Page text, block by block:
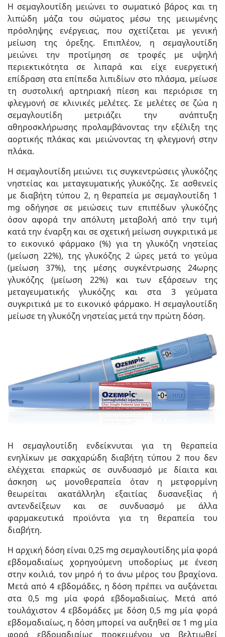
Η σεμαγλουτίδη μειώνει το σωματικό βάρος και τη
λιπώδη μάζα του σώματος μέσω της μειωμένης
πρόσληψης ενέργειας, που σχετίζεται με γενική
μείωση της όρεξης. Επιπλέον, η σεμαγλουτίδη
μειώνει την προτίμηση σε τροφές με υψηλή
περιεκτικότητα σε λιπαρά και είχε ευεργετική
επίδραση στα επίπεδα λιπιδίων στο πλάσμα, μείωσε
τη συστολική αρτηριακή πίεση και περιόρισε τη
φλεγμονή σε κλινικές μελέτες. Σε μελέτες σε ζώα η
σεμαγλουτίδη μετριάζει την ανάπτυξη
αθηροσκλήρωσης προλαμβάνοντας την εξέλιξη της
αορτικής πλάκας και μειώνοντας τη φλεγμονή στην
πλάκα.
Η σεμαγλουτίδη μειώνει τις συγκεντρώσεις γλυκόζης
νηστείας και μεταγευματικής γλυκόζης. Σε ασθενείς
με διαβήτη τύπου 2, η θεραπεία με σεμαγλουτίδη 1
mg οδήγησε σε μειώσεις των επιπέδων γλυκόζης
όσον αφορά την απόλυτη μεταβολή από την τιμή
κατά την έναρξη και σε σχετική μείωση συγκριτικά με
το εικονικό φάρμακο (%) για τη γλυκόζη νηστείας
(μείωση 22%), της γλυκόζης 2 ώρες μετά το γεύμα
(μείωση 37%), της μέσης συγκέντρωσης 24ωρης
γλυκόζης (μείωση 22%) και των εξάρσεων της
μεταγευματικής γλυκόζης και στα 3 γεύματα
συγκριτικά με το εικονικό φάρμακο. Η σεμαγλουτίδη
μείωσε τη γλυκόζη νηστείας μετά την πρώτη δόση.
Η σεμαγλουτίδη ενδείκνυται για τη θεραπεία
ενηλίκων με σακχαρώδη διαβήτη τύπου 2 που δεν
ελέγχεται επαρκώς σε συνδυασμό με δίαιτα και
άσκηση ως μονοθεραπεία όταν η μετφορμίνη
θεωρείται ακατάλληλη εξαιτίας δυσανεξίας ή
αντενδείξεων και σε συνδυασμό με άλλα
φαρμακευτικά προϊόντα για τη θεραπεία του
διαβήτη.
Η αρχική δόση είναι 0,25 mg σεμαγλουτίδης μία φορά
εβδομαδιαίως χορηγούμενη υποδορίως με ένεση
στην κοιλιά, τον μηρό ή το άνω μέρος του βραχίονα.
Μετά από 4 εβδομάδες, η δόση πρέπει να αυξάνεται
στα 0,5 mg μία φορά εβδομαδιαίως. Μετά από
τουλάχιστον 4 εβδομάδες με δόση 0,5 mg μία φορά
εβδομαδιαίως, η δόση μπορεί να αυξηθεί σε 1 mg μία
φορά εβδομαδιαίως προκειμένου να βελτιωθεί